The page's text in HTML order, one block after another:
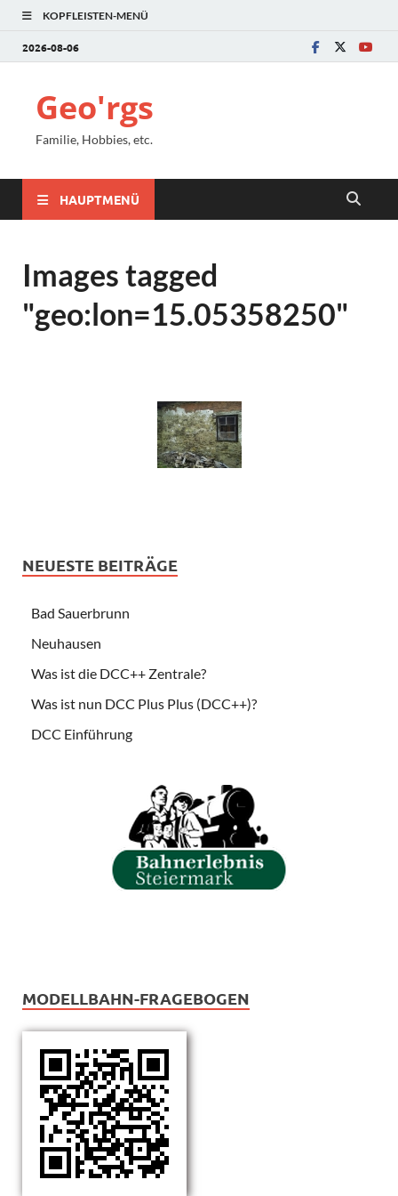
KOPFLEISTEN-MENÜ
2026-08-06
Geo'rgs
Familie, Hobbies, etc.
HAUPTMENÜ
Images tagged
"geo:lon=15.05358250"
NEUESTE BEITRÄGE
Bad Sauerbrunn
Neuhausen
Was ist die DCC++ Zentrale?
Was ist nun DCC Plus Plus (DCC++)?
DCC Einführung
MODELLBAHN-FRAGEBOGEN